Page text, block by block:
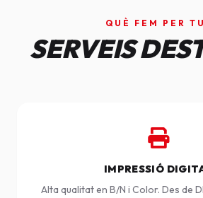
QUÈ FEM PER
SERVEIS
IMPRESSIÓ
Alta qualitat en B/N i Color. Des de